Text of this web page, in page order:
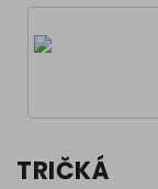
TRIČKÁ